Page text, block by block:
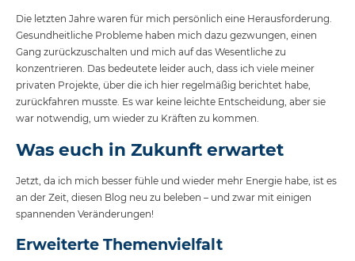
Die letzten Jahre waren für mich persönlich eine Herausforderung.
Gesundheitliche Probleme haben mich dazu gezwungen, einen
Gang zurückzuschalten und mich auf das Wesentliche zu
konzentrieren. Das bedeutete leider auch, dass ich viele meiner
privaten Projekte, über die ich hier regelmäßig berichtet habe,
zurückfahren musste. Es war keine leichte Entscheidung, aber sie
war notwendig, um wieder zu Kräften zu kommen.
Was euch in Zukunft erwartet
Jetzt, da ich mich besser fühle und wieder mehr Energie habe, ist es
an der Zeit, diesen Blog neu zu beleben – und zwar mit einigen
spannenden Veränderungen!
Erweiterte Themenvielfalt